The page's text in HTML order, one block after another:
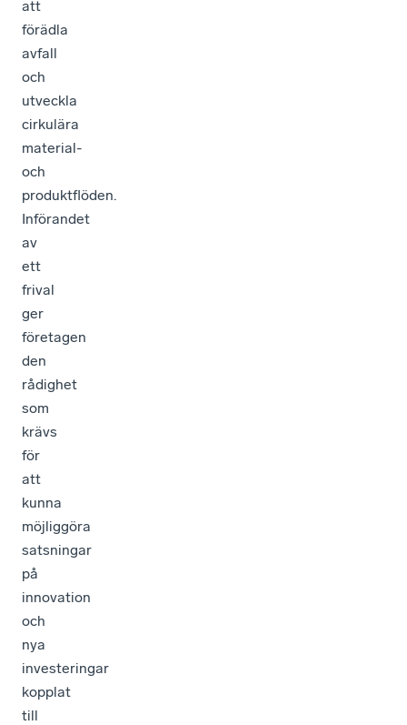
att
förädla
avfall
och
utveckla
cirkulära
material-
och
produktflöden.
Införandet
av
ett
frival
ger
företagen
den
rådighet
som
krävs
för
att
kunna
möjliggöra
satsningar
på
innovation
och
nya
investeringar
kopplat
till